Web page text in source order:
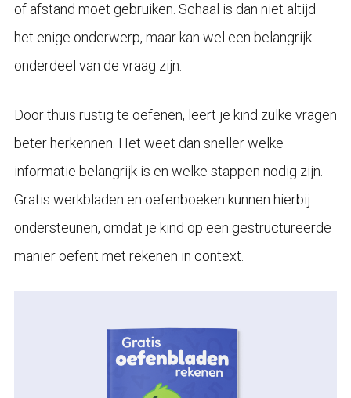
of afstand moet gebruiken. Schaal is dan niet altijd
het enige onderwerp, maar kan wel een belangrijk
onderdeel van de vraag zijn.
Door thuis rustig te oefenen, leert je kind zulke vragen
beter herkennen. Het weet dan sneller welke
informatie belangrijk is en welke stappen nodig zijn.
Gratis werkbladen en oefenboeken kunnen hierbij
ondersteunen, omdat je kind op een gestructureerde
manier oefent met rekenen in context.